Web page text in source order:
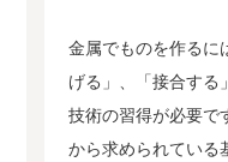
金属でものを作るに
げる」、「接合する
技術の習得が必要で
から求められている